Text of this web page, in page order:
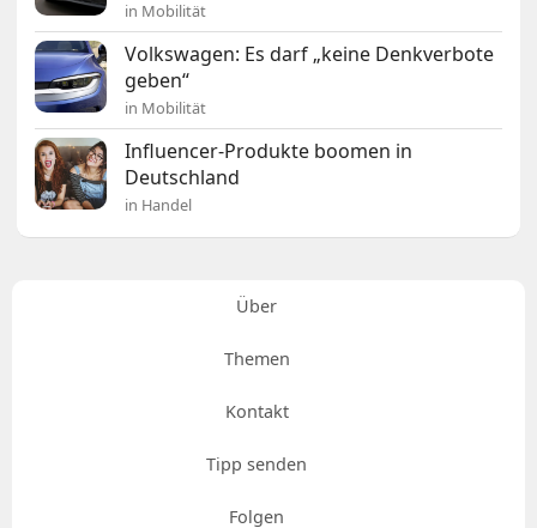
in Mobilität
Volkswagen: Es darf „keine Denkverbote
geben“
in Mobilität
Influencer-Produkte boomen in
Deutschland
in Handel
Über
Themen
Kontakt
Tipp senden
Folgen